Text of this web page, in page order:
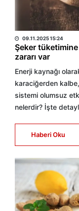
HABER MERKEZİ
09.11.2025 15:24
Şeker
zararı var
Enerji kaynağı
karaciğerden
sistemi olumsuz
nelerdir? İşte
Haberi Oku